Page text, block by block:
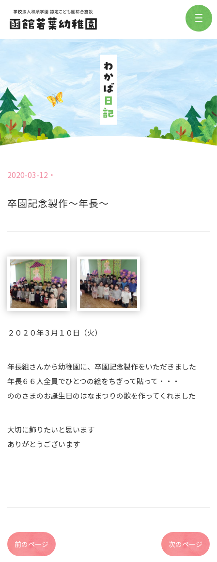
2020-03-12
卒園記念製作～年長～
２０２０年３月１０日（火）
年長組さんから幼稚園に、卒園記念製作をいただきました
年長６６人全員でひとつの絵をちぎって貼って・・・
ののさまのお誕生日のはなまつりの歌を作ってくれました
大切に飾りたいと思います
ありがとうございます
前のページ 次のページ